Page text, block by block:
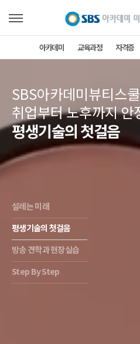
아카데미 교육과정 자격증
SBS아카데미뷰티스
취업부터 노후까지 안
평생기술의 첫걸음
설레는 미래
평생기술의 첫걸음
방송 견학과 현장실습
Step By Step